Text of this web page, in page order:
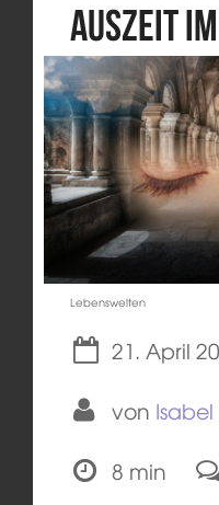
Auszeit
Lebenswelten
21. April
von
8 min